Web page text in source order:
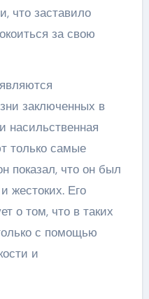
что заставило
за свою
заключенных в
насильственная
только самые
показал, что он был
жестоких. Его
о том, что в таких
с помощью
и